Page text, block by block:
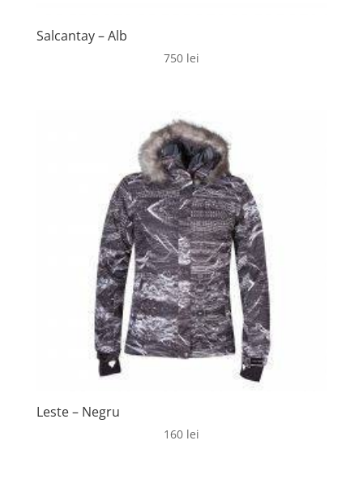
Salcantay – Alb
750 lei
Leste – Negru
160 lei